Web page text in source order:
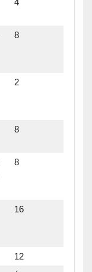
4
8
2
8
8
16
12